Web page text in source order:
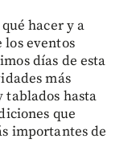
hacer y a
los eventos
días de esta
más
tablados hasta
que
importantes de